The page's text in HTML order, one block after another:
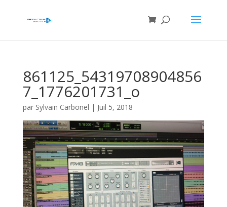
861125_54319708904856
7_1776201731_o
par Sylvain Carbonel | Juil 5, 2018